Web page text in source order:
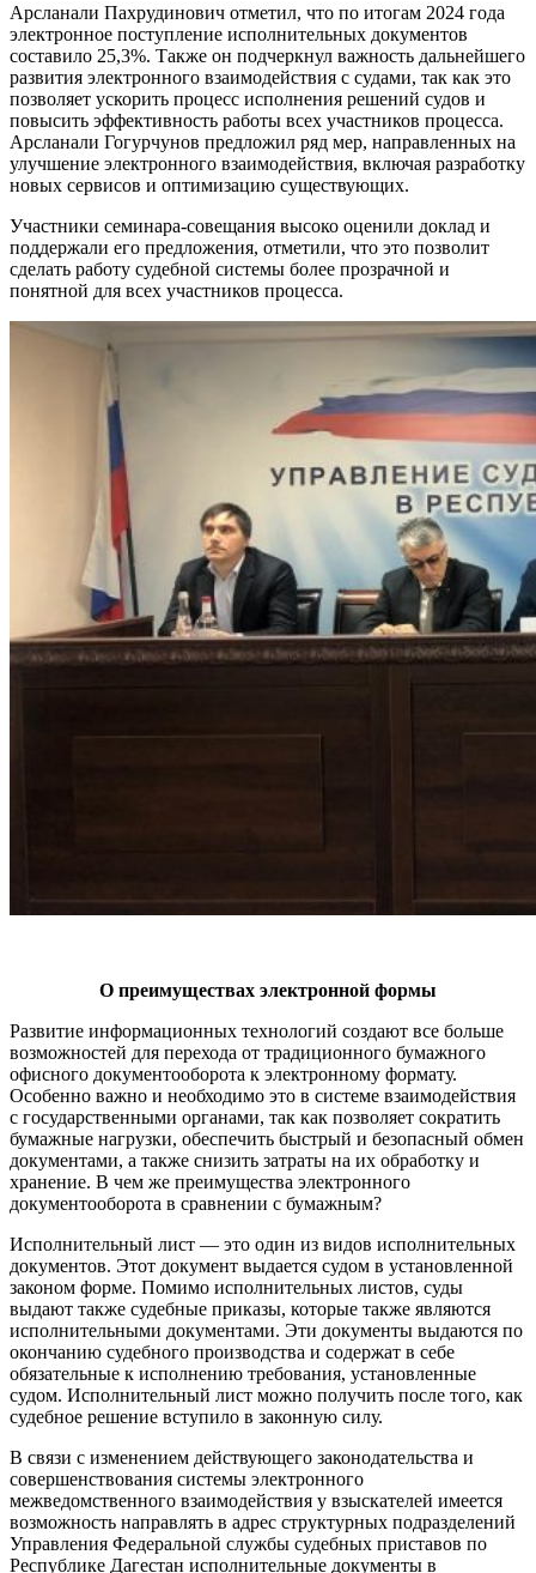
Арсланали Пахрудинович отметил, что по итогам 2024 года
электронное поступление исполнительных документов
составило 25,3%. Также он подчеркнул важность дальнейшего
развития электронного взаимодействия с судами, так как это
позволяет ускорить процесс исполнения решений судов и
повысить эффективность работы всех участников процесса.
Арсланали Гогурчунов предложил ряд мер, направленных на
улучшение электронного взаимодействия, включая разработку
новых сервисов и оптимизацию существующих.
Участники семинара-совещания высоко оценили доклад и
поддержали его предложения, отметили, что это позволит
сделать работу судебной системы более прозрачной и
понятной для всех участников процесса.
О преимуществах электронной формы
Развитие информационных технологий создают все больше
возможностей для перехода от традиционного бумажного
офисного документооборота к электронному формату.
Особенно важно и необходимо это в системе взаимодействия
с государственными органами, так как позволяет сократить
бумажные нагрузки, обеспечить быстрый и безопасный обмен
документами, а также снизить затраты на их обработку и
хранение. В чем же преимущества электронного
документооборота в сравнении с бумажным?
Исполнительный лист — это один из видов исполнительных
документов. Этот документ выдается судом в установленной
законом форме. Помимо исполнительных листов, суды
выдают также судебные приказы, которые также являются
исполнительными документами. Эти документы выдаются по
окончанию судебного производства и содержат в себе
обязательные к исполнению требования, установленные
судом. Исполнительный лист можно получить после того, как
судебное решение вступило в законную силу.
В связи с изменением действующего законодательства и
совершенствования системы электронного
межведомственного взаимодействия у взыскателей имеется
возможность направлять в адрес структурных подразделений
Управления Федеральной службы судебных приставов по
Республике Дагестан исполнительные документы в